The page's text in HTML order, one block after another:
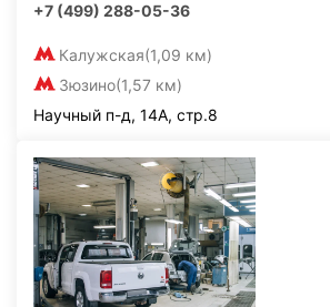
+7 (499) 288-05-36
Калужская(1,09 км)
Зюзино(1,57 км)
Научный п-д, 14А, стр.8